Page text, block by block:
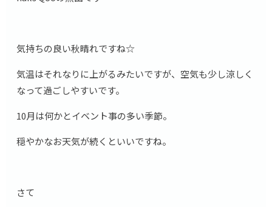
気持ちの良い秋晴れですね☆
気温はそれなりに上がるみたいですが、空気も少し涼しく
なって過ごしやすいです。
10月は何かとイベント事の多い季節。
穏やかなお天気が続くといいですね。
さて